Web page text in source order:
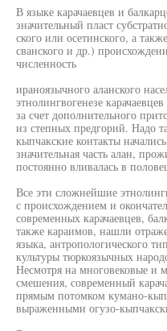
В языке карачаевцев и
значительный пласт
ского или осетинского, а
сванского и др.)
численность
ираноязычного аланского
этнолингвогенезе
за счет дополнительного
из степных предгорий. Надо
кыпчакские контакты
значительная часть алан,
постоянно вливалась в
Все эти сложнейшие
с происхождением и
современных карачаевцев,
также караимов, нашли
языка, антропологического
культуры тюркоязычных
Несмотря на многовековые и
смешения, современный
прямым потомком кумано-
выраженными огузо-